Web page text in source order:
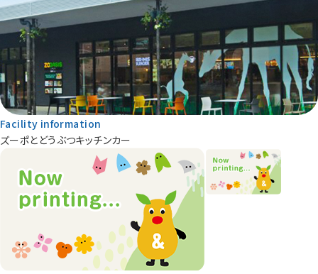
園内MAP
総合案内
動物園 植物園
再生プラン
東山動植物園
への支援
サイトマップ
Follow
Facility information
ズーポとどうぶつキッチンカー